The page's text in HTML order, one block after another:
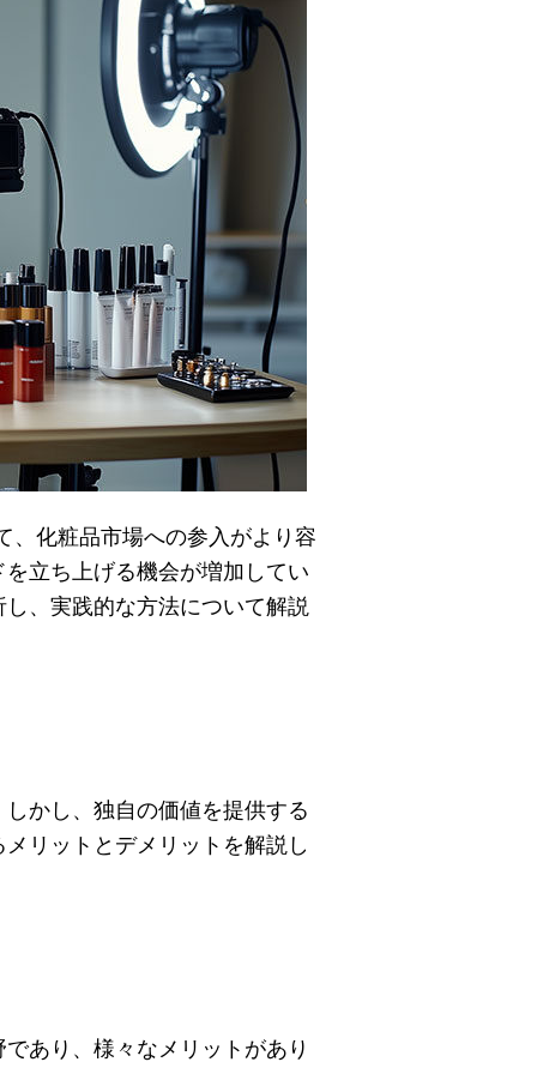
、化粧品市場への参入がより容
立ち上げる機会が増加してい
、実践的な方法について解説
かし、独自の価値を提供する
リットとデメリットを解説し
あり、様々なメリットがあり